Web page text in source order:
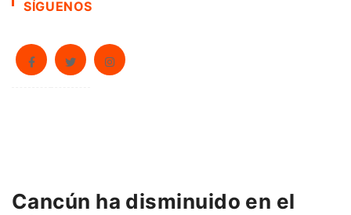
SÍGUENOS
Cancún ha disminuido en el